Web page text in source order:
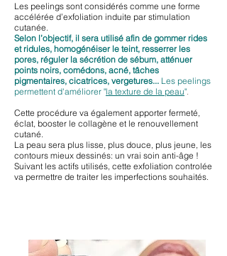
Les peelings sont considérés comme une forme
accélérée d’exfoliation induite par stimulation
cutanée.
Selon l’objectif, il sera utilisé afin de gommer rides
et ridules, homogénéiser le teint, resserrer les
pores, réguler la sécrétion de sébum, atténuer
points noirs, comédons, acné, tâches
pigmentaires, cicatrices, vergetures... Les peelings
permettent d'améliorer "la texture de la peau".
Cette procédure va également apporter fermeté,
éclat, booster le collagène et le renouvellement
cutané.
La peau sera plus lisse, plus douce, plus jeune, les
contours mieux dessinés: un vrai soin anti-âge !
Suivant les actifs utilisés, cette exfoliation controlée
va permettre de traiter les imperfections souhaités.